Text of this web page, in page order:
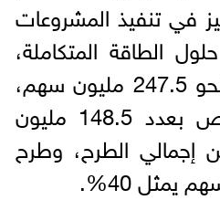
في تنفيذ المشروعات
الطاقة المتكاملة،
فيما يتضمن الطرح نحو 247.5 مليون سهم،
موزعة بين طرح خاص بعدد 148.5 مليون
60% من إجمالي الطرح، وطرح